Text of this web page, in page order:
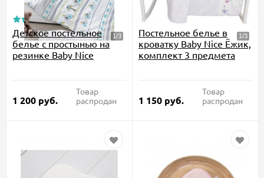
Детское постельное
белье с простынью на
резинке Baby Nice
1 200 руб.
Товар
распродан
Постельное белье в
кроватку Baby Nice Ёжик,
комплект 3 предмета
1 150 руб.
Товар
распродан